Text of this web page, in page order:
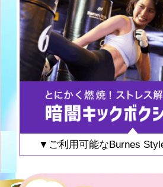
▼ご利用可能なBurnes